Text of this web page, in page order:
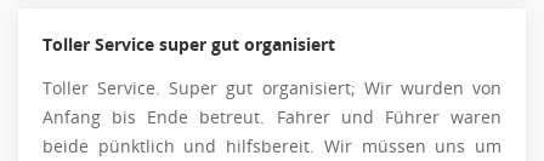
Toller Service super gut organisiert
Toller Service. Super gut organisiert; Wir wurden von
Anfang bis Ende betreut. Fahrer und Führer waren
beide pünktlich und hilfsbereit. Wir müssen uns um